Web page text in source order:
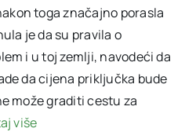
toga značajno porasla
je da su pravila o
i u toj zemlji, navodeći da
da cijena priključka bude
može graditi cestu za
više